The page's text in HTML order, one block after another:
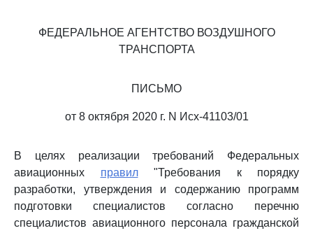
ФЕДЕРАЛЬНОЕ АГЕНТСТВО ВОЗДУШНОГО
ТРАНСПОРТА
ПИСЬМО
от 8 октября 2020 г. N Исх-41103/01
В целях реализации требований Федеральных
авиационных правил"Требования к порядку
разработки, утверждения и содержанию программ
подготовки специалистов согласно перечню
специалистов авиационного персонала гражданской